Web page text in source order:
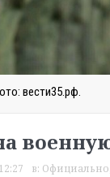
вести35.рф.
в: Официально